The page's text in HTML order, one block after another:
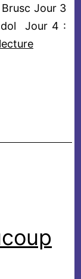
Jour 3
Jour 4 :
Les